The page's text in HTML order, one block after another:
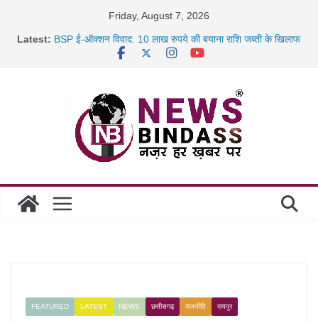
Friday, August 7, 2026
Latest: BSP ई-ऑक्शन विवाद: 10 लाख रुपये की बयाना राशि जब्ती के खिलाफ
साइबर ठगी पर दुर्ग पुलिस का बड़ा एक्शन: 13 म्यूल बैंक खाताधारक
गिरफ्तार
FEATURED LATEST NEWS छत्तीसगढ़ राजनीति रायपुर